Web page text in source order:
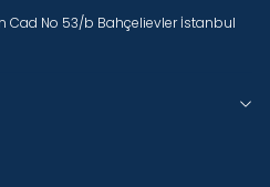
Cad No 53/b Bahçelievler İstanbul